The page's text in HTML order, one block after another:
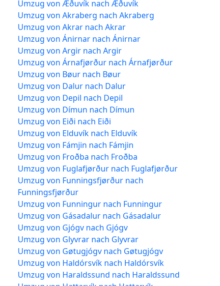
Umzug von Æðuvík nach Æðuvík
Umzug von Akraberg nach Akraberg
Umzug von Akrar nach Akrar
Umzug von Ánirnar nach Ánirnar
Umzug von Argir nach Argir
Umzug von Árnafjørður nach Árnafjørður
Umzug von Bøur nach Bøur
Umzug von Dalur nach Dalur
Umzug von Depil nach Depil
Umzug von Dímun nach Dímun
Umzug von Eiði nach Eiði
Umzug von Elduvík nach Elduvík
Umzug von Fámjin nach Fámjin
Umzug von Froðba nach Froðba
Umzug von Fuglafjørður nach Fuglafjørður
Umzug von Funningsfjørður nach
Funningsfjørður
Umzug von Funningur nach Funningur
Umzug von Gásadalur nach Gásadalur
Umzug von Gjógv nach Gjógv
Umzug von Glyvrar nach Glyvrar
Umzug von Gøtugjógv nach Gøtugjógv
Umzug von Haldórsvík nach Haldórsvík
Umzug von Haraldssund nach Haraldssund